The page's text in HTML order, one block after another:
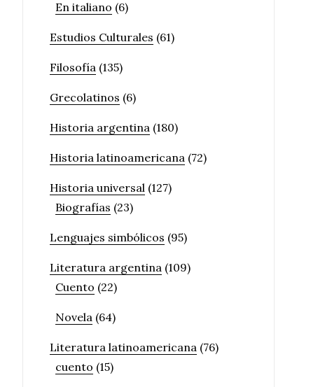
En italiano (6)
Estudios Culturales (61)
Filosofía (135)
Grecolatinos (6)
Historia argentina (180)
Historia latinoamericana (72)
Historia universal (127)
Biografías (23)
Lenguajes simbólicos (95)
Literatura argentina (109)
Cuento (22)
Novela (64)
Literatura latinoamericana (76)
cuento (15)